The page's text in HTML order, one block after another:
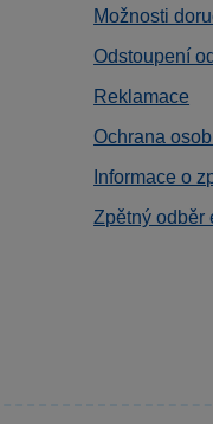
Možnosti
Odstoupení
Reklamace
Ochrana
Informace o
Zpětný odběr